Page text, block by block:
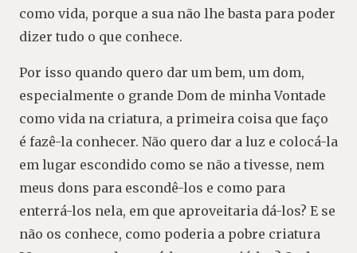
como vida, porque a sua não lhe basta para poder
dizer tudo o que conhece.
Por isso quando quero dar um bem, um dom,
especialmente o grande Dom de minha Vontade
como vida na criatura, a primeira coisa que faço
é fazê-la conhecer. Não quero dar a luz e colocá-la
em lugar escondido como se não a tivesse, nem
meus dons para escondê-los e como para
enterrá-los nela, em que aproveitaria dá-los? E se
não os conhece, como poderia a pobre criatura